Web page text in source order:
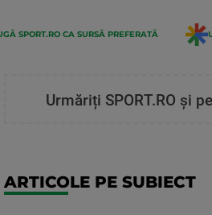
SPORT.RO CA SURSĂ PREFERATĂ
Urmăriți SPORT.RO și pe
ARTICOLE PE SUBIECT